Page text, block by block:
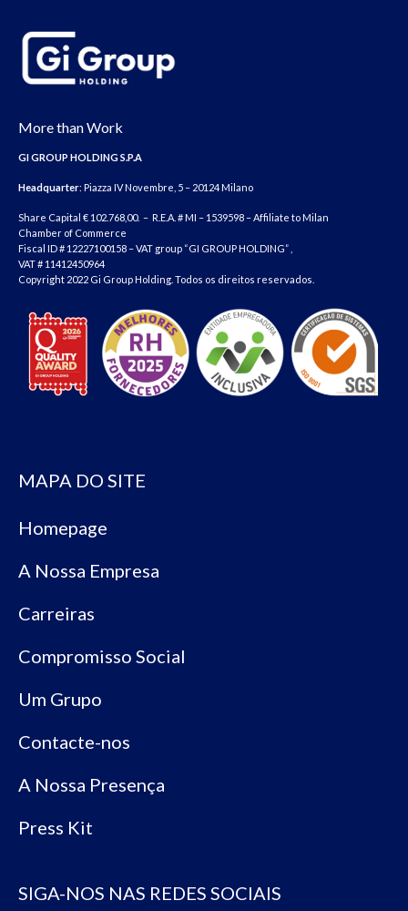
More than Work
GI GROUP HOLDING S.P.A
Headquarter: Piazza IV Novembre, 5 – 20124 Milano
Share Capital € 102.768,00. – R.E.A. # MI – 1539598 – Affiliate to Milan
Chamber of Commerce
Fiscal ID # 12227100158 – VAT group “GI GROUP HOLDING” ,
VAT # 11412450964
Copyright 2022 Gi Group Holding. Todos os direitos reservados.
MAPA DO SITE
Homepage
A Nossa Empresa
Carreiras
Compromisso Social
Um Grupo
Contacte-nos
A Nossa Presença
Press Kit
SIGA-NOS NAS REDES SOCIAIS